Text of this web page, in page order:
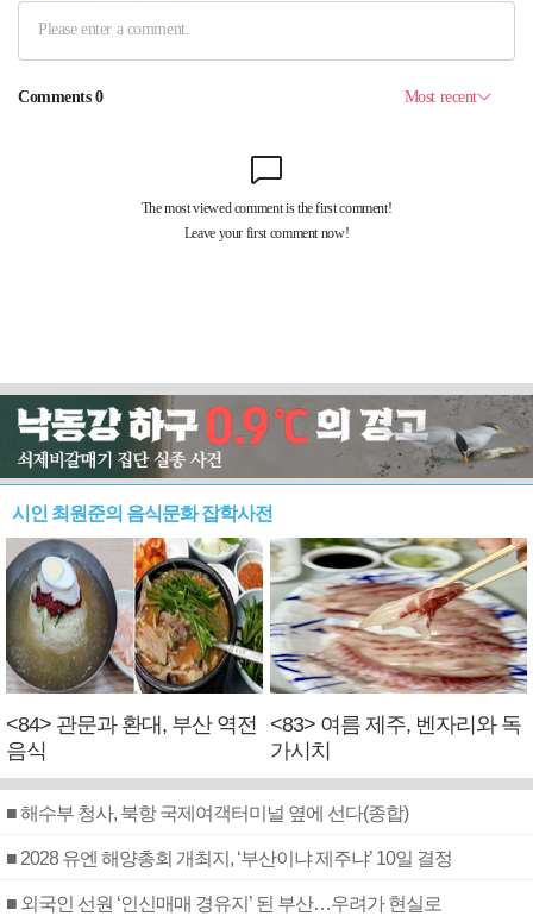
시인 최원준의 음식문화 잡학사전
<84> 관문과 환대, 부산 역전
음식
<83> 여름 제주, 벤자리와 독
가시치
■ 해수부 청사, 북항 국제여객터미널 옆에 선다(종합)
■ 2028 유엔 해양총회 개최지, ‘부산이냐 제주냐’ 10일 결정
■ 외국인 선원 ‘인신매매 경유지’ 된 부산…우려가 현실로